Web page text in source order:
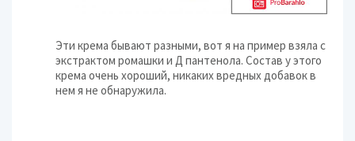
Эти крема бывают разными, вот я на пример взяла с
экстрактом ромашки и Д пантенола. Состав у этого
крема очень хороший, никаких вредных добавок в
нем я не обнаружила.